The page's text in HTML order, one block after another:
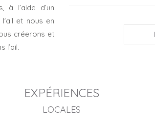
à l’aide d’un
et nous en
créerons et
l’ail.
EXPÉRIENCES
LOCALES